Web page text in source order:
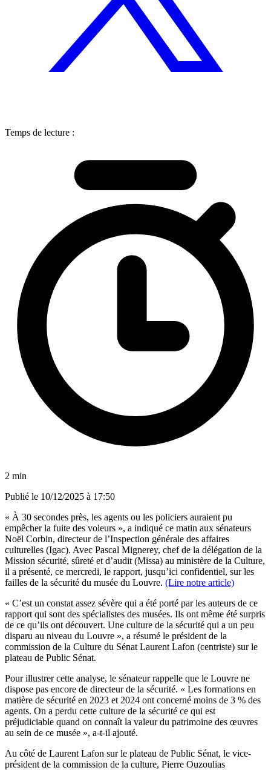
Temps de lecture :
2 min
Publié le 10/12/2025 à 17:50
« À 30 secondes près, les agents ou les policiers auraient pu
empêcher la fuite des voleurs », a indiqué ce matin aux sénateurs
Noël Corbin, directeur de l’Inspection générale des affaires
culturelles (Igac). Avec Pascal Mignerey, chef de la délégation de la
Mission sécurité, sûreté et d’audit (Missa) au ministère de la Culture,
il a présenté, ce mercredi, le rapport, jusqu’ici confidentiel, sur les
failles de la sécurité du musée du Louvre. (Lire notre article)
« C’est un constat assez sévère qui a été porté par les auteurs de ce
rapport qui sont des spécialistes des musées. Ils ont même été surpris
de ce qu’ils ont découvert. Une culture de la sécurité qui a un peu
disparu au niveau du Louvre », a résumé le président de la
commission de la Culture du Sénat Laurent Lafon (centriste) sur le
plateau de Public Sénat.
Pour illustrer cette analyse, le sénateur rappelle que le Louvre ne
dispose pas encore de directeur de la sécurité. « Les formations en
matière de sécurité en 2023 et 2024 ont concerné moins de 3 % des
agents. On a perdu cette culture de la sécurité ce qui est
préjudiciable quand on connaît la valeur du patrimoine des œuvres
au sein de ce musée », a-t-il ajouté.
Au côté de Laurent Lafon sur le plateau de Public Sénat, le vice-
président de la commission de la culture, Pierre Ouzoulias